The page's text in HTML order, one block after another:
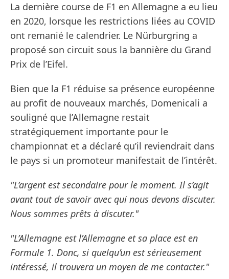
La dernière course de F1 en Allemagne a eu lieu
en 2020, lorsque les restrictions liées au COVID
ont remanié le calendrier. Le Nürburgring a
proposé son circuit sous la bannière du Grand
Prix de l’Eifel.
Bien que la F1 réduise sa présence européenne
au profit de nouveaux marchés, Domenicali a
souligné que l’Allemagne restait
stratégiquement importante pour le
championnat et a déclaré qu’il reviendrait dans
le pays si un promoteur manifestait de l’intérêt.
"L’argent est secondaire pour le moment. Il s’agit
avant tout de savoir avec qui nous devons discuter.
Nous sommes prêts à discuter."
"L’Allemagne est l’Allemagne et sa place est en
Formule 1. Donc, si quelqu’un est sérieusement
intéressé, il trouvera un moyen de me contacter."